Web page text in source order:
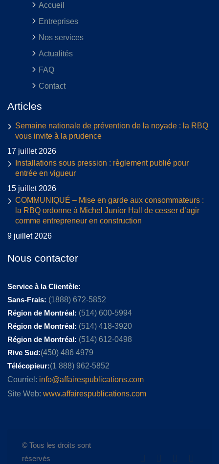
Accueil
Entreprises
Nos services
Actualités
FAQ
Contact
Articles
Semaine nationale de prévention de la noyade : la RBQ
vous invite à la prudence
17 juillet 2026
Installations sous pression : règlement publié pour
entrée en vigueur
15 juillet 2026
COMMUNIQUÉ – Mise en garde aux consommateurs :
la RBQ ordonne à Michel Junior Hall de cesser d’agir
comme entrepreneur en construction
9 juillet 2026
Nous contacter
Service à la Clientèle:
Sans-Frais: (1888) 672-5852
Région de Montréal: (514) 600-5994
Région de Montréal: (514) 418-3920
Région de Montréal: (514) 612-0498
Rive Sud:(450) 486 4979
Télécopieur:(1 888) 962-5852
Courriel: info@affairespublications.com
Site Web: www.affairespublications.com
© Tous les droits sont
réservés